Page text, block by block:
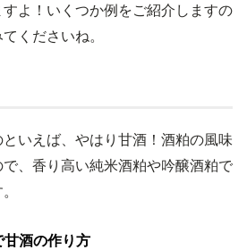
よ！いくつか例をご紹介しますの
くださいね。
いえば、やはり甘酒！酒粕の風味
、香り高い純米酒粕や吟醸酒粕で
甘酒の作り方